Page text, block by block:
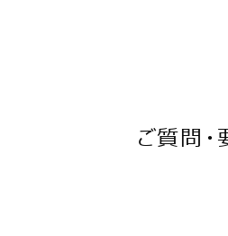
ご質問・